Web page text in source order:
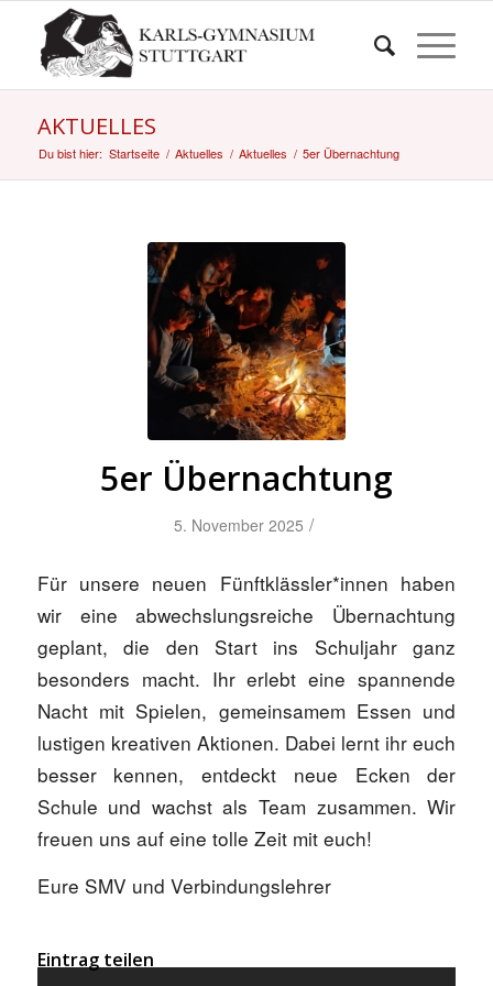
AKTUELLES
Du bist hier: Startseite / Aktuelles / Aktuelles / 5er Übernachtung
5er Übernachtung
5. November 2025 /
Für unsere neuen Fünftklässler*innen haben
wir eine abwechslungsreiche Übernachtung
geplant, die den Start ins Schuljahr ganz
besonders macht. Ihr erlebt eine spannende
Nacht mit Spielen, gemeinsamem Essen und
lustigen kreativen Aktionen. Dabei lernt ihr euch
besser kennen, entdeckt neue Ecken der
Schule und wachst als Team zusammen. Wir
freuen uns auf eine tolle Zeit mit euch!
Eure SMV und Verbindungslehrer
Eintrag teilen